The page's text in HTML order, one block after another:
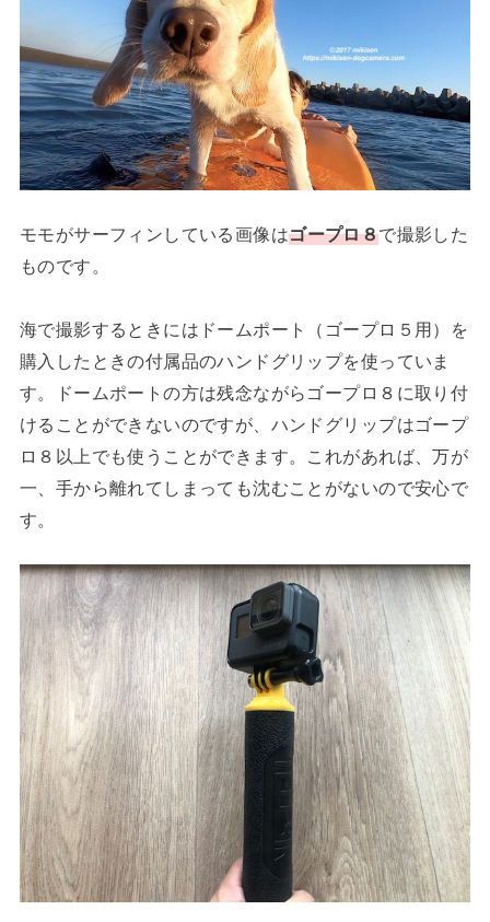
モモがサーフィンしている画像はゴープロ８で撮影した
ものです。
海で撮影するときにはドームポート（ゴープロ５用）を
購入したときの付属品のハンドグリップを使っていま
す。ドームポートの方は残念ながらゴープロ８に取り付
けることができないのですが、ハンドグリップはゴープ
ロ８以上でも使うことができます。これがあれば、万が
一、手から離れてしまっても沈むことがないので安心で
す。